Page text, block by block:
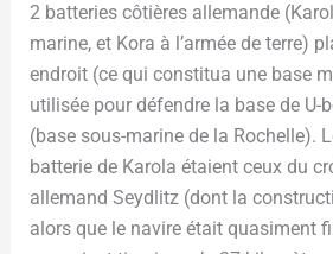
2 batteries côtières allemande
marine, et Kora à l’armée de terre)
endroit (ce qui constitua une base
utilisée pour défendre la base de U-
(base sous-marine de la Rochelle).
batterie de Karola étaient ceux du
allemand Seydlitz (dont la
alors que le navire était quasiment